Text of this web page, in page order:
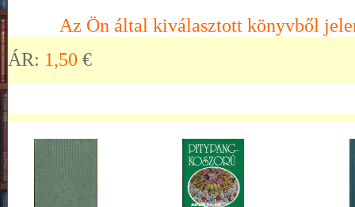
Az Ön által kiválasztott könyvből
ÁR: 1,50 €